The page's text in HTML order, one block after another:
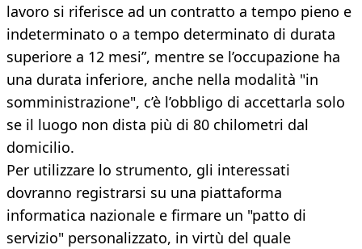
lavoro si riferisce ad un contratto a tempo pieno e
indeterminato o a tempo determinato di durata
superiore a 12 mesi”, mentre se l’occupazione ha
una durata inferiore, anche nella modalità "in
somministrazione", c’è l’obbligo di accettarla solo
se il luogo non dista più di 80 chilometri dal
domicilio.
Per utilizzare lo strumento, gli interessati
dovranno registrarsi su una piattaforma
informatica nazionale e firmare un "patto di
servizio" personalizzato, in virtù del quale